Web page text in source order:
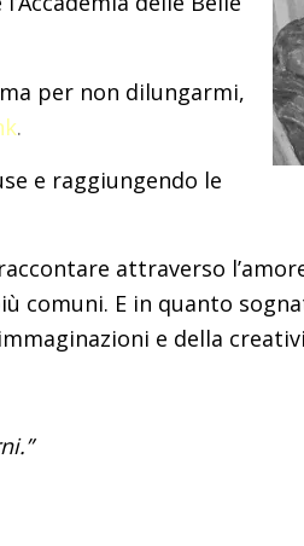
ma per non dilungarmi,
.
e raggiungendo le
attraverso
comuni. E in quanto
e della